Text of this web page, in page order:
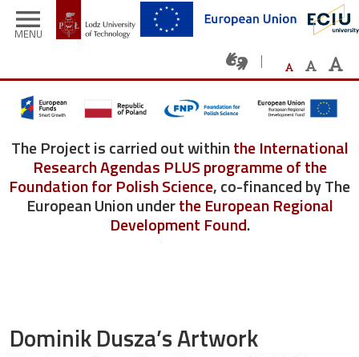
Skip to main content
menu
MENU
The Project is carried out withinthe International
Research Agendas PLUS programme of the
Foundation for Polish Science, co-financed by The
European Union underthe European Regional
Development Found.
Dominik Dusza’s Artwork